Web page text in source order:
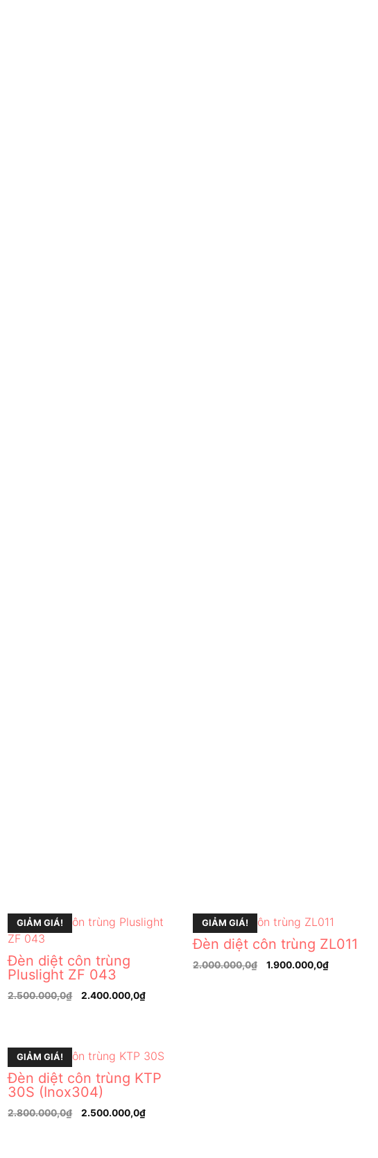
GIẢM GIÁ!
Đèn diệt côn trùng
Pluslight ZF 043
2.500.000,0₫ 2.400.000,0₫
GIẢM GIÁ!
Đèn diệt côn trùng ZL011
2.000.000,0₫ 1.900.000,0₫
GIẢM GIÁ!
Đèn diệt côn trùng KTP
30S (Inox304)
2.800.000,0₫ 2.500.000,0₫